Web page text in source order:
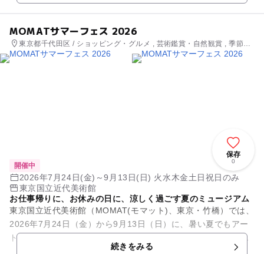
MOMATサマーフェス 2026
東京都千代田区 / ショッピング・グルメ , 芸術鑑賞・自然観賞 , 季節の
イベント , ミニイベント
保存
0
開催中
2026年7月24日(金)～9月13日(日) 火水木金土日祝日のみ
東京国立近代美術館
お仕事帰りに、お休みの日に、涼しく過ごす夏のミュージアム
東京国立近代美術館（MOMAT(モマット)、東京・竹橋）では、
2026年7月24日（金）から9月13日（日）に、暑い夏でもアー
トを楽しみながら涼しい館内でゆっくり過ごしていただけるイ
続きをみる